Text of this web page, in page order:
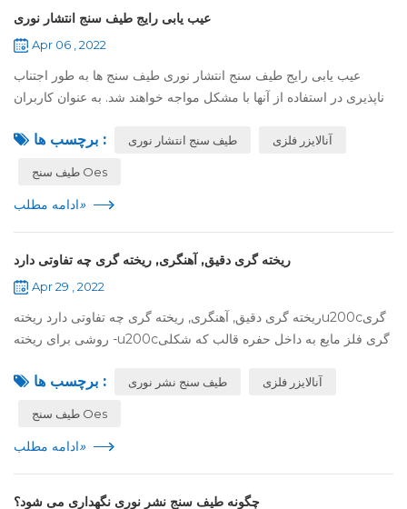
عیب یابی رایج طیف سنج انتشار نوری
Apr 06 , 2022
عیب یابی رایج طیف سنج انتشار نوری طیف سنج ها به طور اجتناب
ناپذیری در استفاده از آنها با مشکل مواجه خواهند شد. به عنوان کاربران
برخی ...
برچسب ها : طیف سنج انتشار نوری آنالایزر فلزی
طیف سنج Oes
ادامه مطلب»
ریخته گری دقیق, آهنگری, ریخته گری چه تفاوتی دارد
Apr 29 , 2022
ریخته گری دقیق, آهنگری, ریخته گری چه تفاوتی دارد ریختهu200cگری
- روشی برای ریختهu200cگری فلز مایع به داخل حفره قالب که شکلی
بهu200cدستu200cآوردن یک قطع...
برچسب ها : طیف سنج نشر نوری آنالایزر فلزی
طیف سنج Oes
ادامه مطلب»
چگونه طیف سنج نشر نوری نگهداری می شود؟